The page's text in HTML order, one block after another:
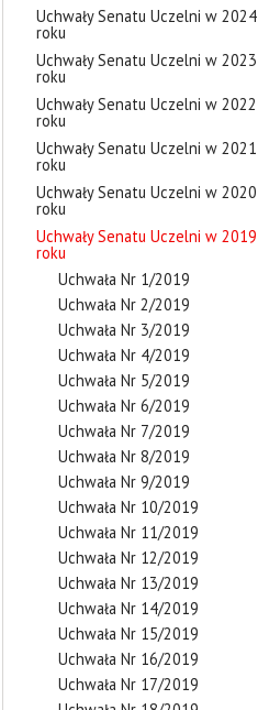
Uchwały Senatu Uczelni w 2024
roku
Uchwały Senatu Uczelni w 2023
roku
Uchwały Senatu Uczelni w 2022
roku
Uchwały Senatu Uczelni w 2021
roku
Uchwały Senatu Uczelni w 2020
roku
Uchwały Senatu Uczelni w 2019
roku
Uchwała Nr 1/2019
Uchwała Nr 2/2019
Uchwała Nr 3/2019
Uchwała Nr 4/2019
Uchwała Nr 5/2019
Uchwała Nr 6/2019
Uchwała Nr 7/2019
Uchwała Nr 8/2019
Uchwała Nr 9/2019
Uchwała Nr 10/2019
Uchwała Nr 11/2019
Uchwała Nr 12/2019
Uchwała Nr 13/2019
Uchwała Nr 14/2019
Uchwała Nr 15/2019
Uchwała Nr 16/2019
Uchwała Nr 17/2019